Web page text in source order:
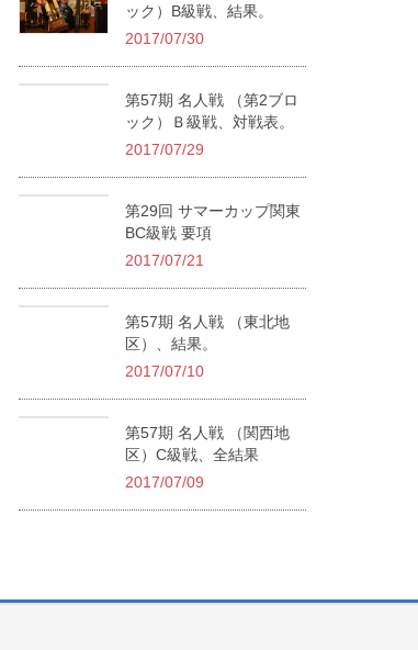
ック）B級戦、結果。
2017/07/30
第57期 名人戦 （第2ブロ
ック）Ｂ級戦、対戦表。
2017/07/29
第29回 サマーカップ関東
BC級戦 要項
2017/07/21
第57期 名人戦 （東北地
区）、結果。
2017/07/10
第57期 名人戦 （関西地
区）C級戦、全結果
2017/07/09